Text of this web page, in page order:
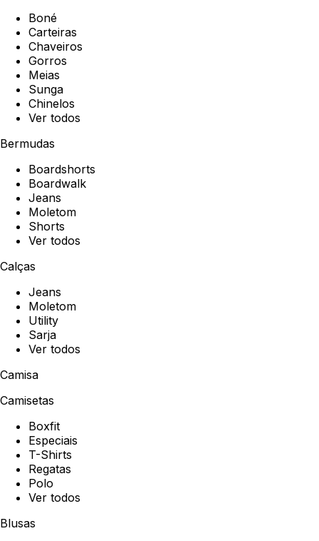
Boné
Carteiras
Chaveiros
Gorros
Meias
Sunga
Chinelos
Ver todos
Bermudas
Boardshorts
Boardwalk
Jeans
Moletom
Shorts
Ver todos
Calças
Jeans
Moletom
Utility
Sarja
Ver todos
Camisa
Camisetas
Boxfit
Especiais
T-Shirts
Regatas
Polo
Ver todos
Blusas